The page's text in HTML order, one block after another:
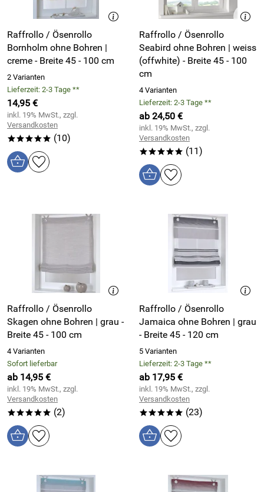
Raffrollo / Ösenrollo
Bornholm ohne Bohren |
creme - Breite 45 - 100 cm
2 Varianten
Lieferzeit: 2-3 Tage **
14,95 €
inkl. 19% MwSt., zzgl.
Versandkosten
***** (10)
Raffrollo / Ösenrollo
Seabird ohne Bohren | weiss
(offwhite) - Breite 45 - 100
cm
4 Varianten
Lieferzeit: 2-3 Tage **
ab 24,50 €
inkl. 19% MwSt., zzgl.
Versandkosten
***** (11)
Raffrollo / Ösenrollo
Skagen ohne Bohren | grau -
Breite 45 - 100 cm
4 Varianten
Sofort lieferbar
ab 14,95 €
inkl. 19% MwSt., zzgl.
Versandkosten
***** (2)
Raffrollo / Ösenrollo
Jamaica ohne Bohren | grau
- Breite 45 - 120 cm
5 Varianten
Lieferzeit: 2-3 Tage **
ab 17,95 €
inkl. 19% MwSt., zzgl.
Versandkosten
***** (23)